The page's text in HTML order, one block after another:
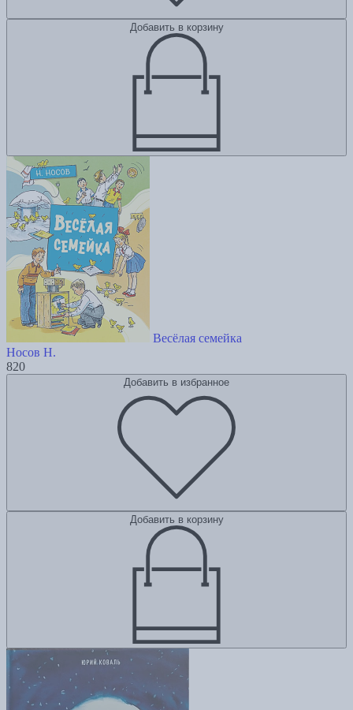
Добавить в корзину
Весёлая семейка
Носов Н.
820
Добавить в избранное
Добавить в корзину